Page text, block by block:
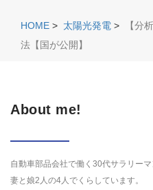
HOME > 太陽光発電 >
【分
法【国が公開】
About me!
自動車部品会社で働く30代サラリーマ
妻と娘2人の4人でくらしています。